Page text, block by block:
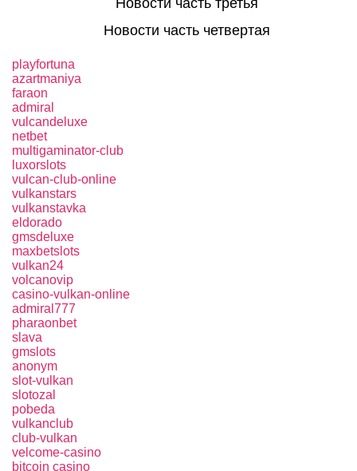
Новости часть третья
Новости часть четвертая
playfortuna
azartmaniya
faraon
admiral
vulcandeluxe
netbet
multigaminator-club
luxorslots
vulcan-club-online
vulkanstars
vulkanstavka
eldorado
gmsdeluxe
maxbetslots
vulkan24
volcanovip
casino-vulkan-online
admiral777
pharaonbet
slava
gmslots
anonym
slot-vulkan
slotozal
pobeda
vulkanclub
club-vulkan
velcome-casino
bitcoin casino